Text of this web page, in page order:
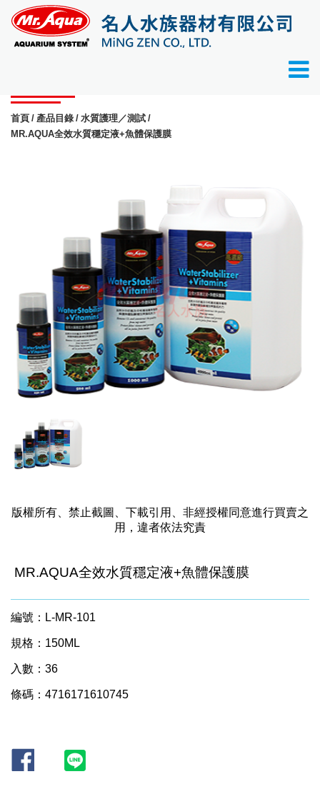
首頁 產品目錄
水質護理／測試
MR.AQUA全效水質穩定液+魚體保護膜
版權所有、禁止截圖、下載引用、非經授權同意進行買賣之
用，違者依法究責
MR.AQUA全效水質穩定液+魚體保護膜
編號：L-MR-101
規格：150ML
入數：36
條碼：4716171610745